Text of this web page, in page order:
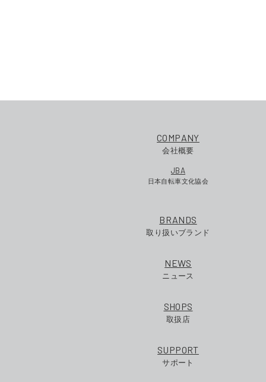
COMPANY
会社概要
JBA
日本自転車文化協会
BRANDS
取り扱いブランド
NEWS
ニュース
SHOPS
取扱店
SUPPORT
サポート